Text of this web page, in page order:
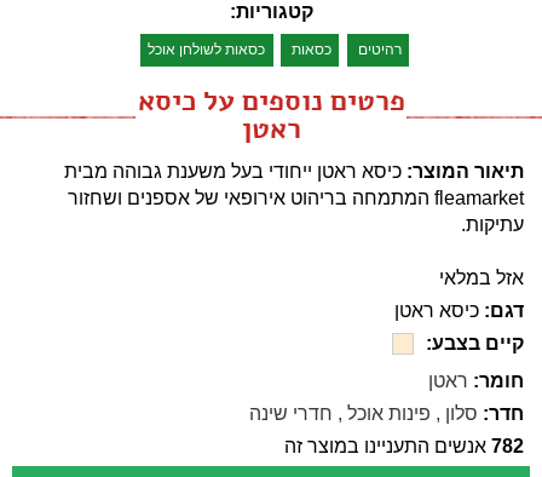
קטגוריות:
רהיטים כסאות כסאות לשולחן אוכל
פרטים נוספים על כיסא
ראטן
תיאור המוצר: כיסא ראטן ייחודי בעל משענת גבוהה מבית
fleamarket המתמחה בריהוט אירופאי של אספנים ושחזור
עתיקות.
אזל במלאי
דגם: כיסא ראטן
קיים בצבע:
חומר: ראטן
חדר: סלון , פינות אוכל , חדרי שינה
782 אנשים התעניינו במוצר זה